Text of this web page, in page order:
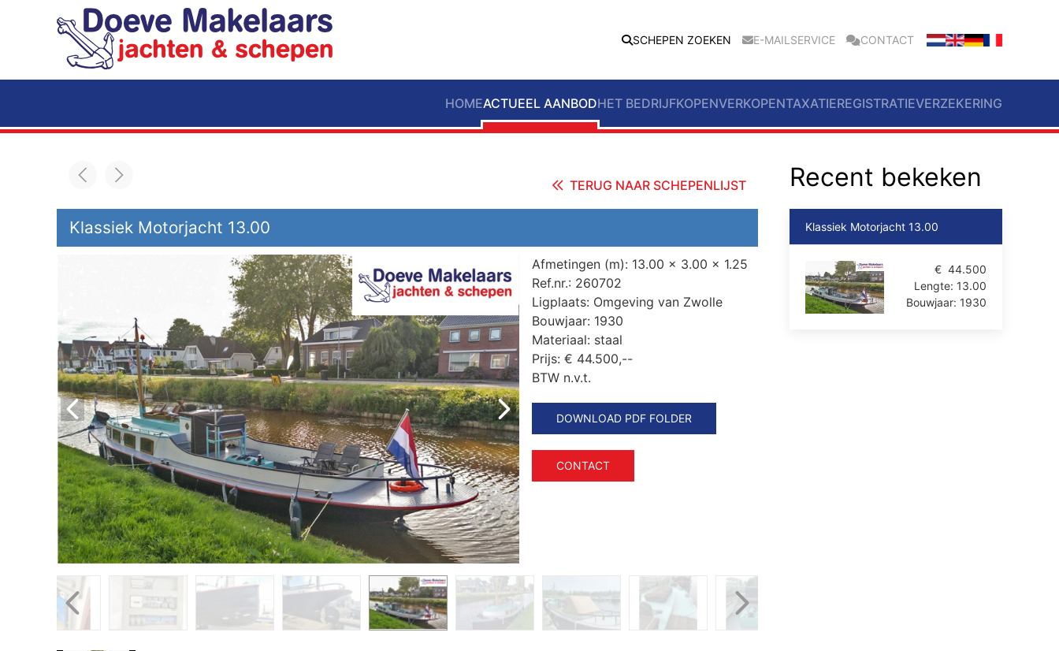
Terug naar hoofdinhoud SCHEPEN ZOEKEN E-MAILSERVICE CONTACT
HOMEACTUEEL AANBODHET BEDRIJFKOPENVERKOPENTAXATIEREGISTRATIEVERZEKERING
TERUG NAAR SCHEPENLIJST
Klassiek Motorjacht 13.00
Afmetingen (m): 13.00 x 3.00 x 1.25
Ref.nr.: 260702
Ligplaats: Omgeving van Zwolle
Bouwjaar: 1930
Materiaal: staal
Prijs: € 44.500,--
BTW n.v.t.
DOWNLOAD PDF FOLDER
CONTACT
Recent bekeken
Klassiek Motorjacht 13.00
€ 44.500
Lengte: 13.00
Bouwjaar: 1930